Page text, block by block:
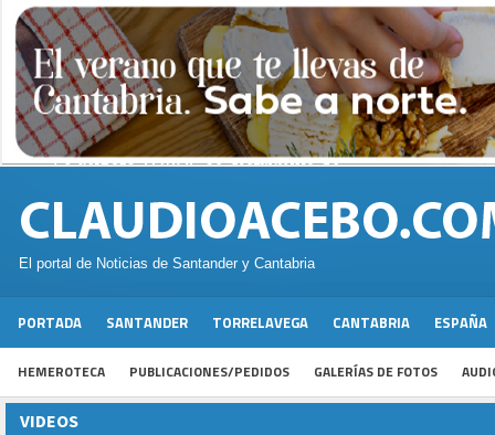
El portal de Noticias de Santander y Cantabria
PORTADA SANTANDER TORRELAVEGA CANTABRIA ESPAÑA
HEMEROTECA PUBLICACIONES/PEDIDOS GALERÍAS DE FOTOS
VIDEOS